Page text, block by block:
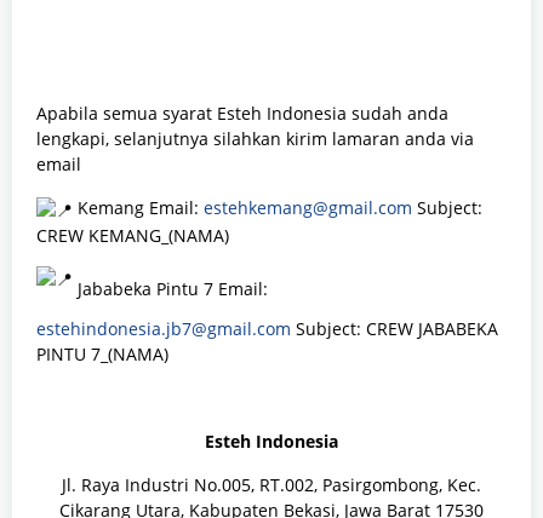
Apabila semua syarat Esteh Indonesia sudah anda
lengkapi, selanjutnya silahkan kirim lamaran anda via
email
Kemang Email: estehkemang@gmail.com Subject:
CREW KEMANG_(NAMA)
Jababeka Pintu 7 Email:
estehindonesia.jb7@gmail.com Subject: CREW JABABEKA
PINTU 7_(NAMA)
Esteh Indonesia
Jl. Raya Industri No.005, RT.002, Pasirgombong, Kec.
Cikarang Utara, Kabupaten Bekasi, Jawa Barat 17530